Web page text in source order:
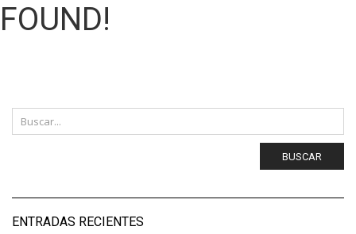
FOUND!
BUSCAR
ENTRADAS RECIENTES